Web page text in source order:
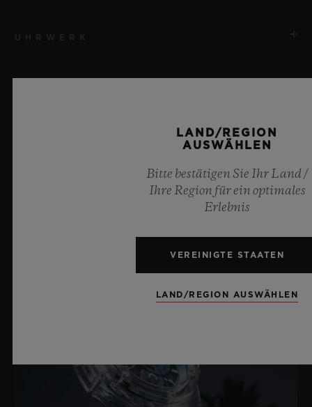
HUB1240 UNICO Automatisches Manufaktur-
Chronographenwerk mit Flyback-Funktion und
Armband aus schwarzem Kautschuk
Faltschließe aus schwarzer Keramik und
LAND/REGION
AUSWÄHLEN
Bitte bestätigen Sie Ihr Land /
Ihre Region für ein optimales
Erlebnis
VEREINIGTE STAATEN
LAND/REGION AUSWÄHLEN